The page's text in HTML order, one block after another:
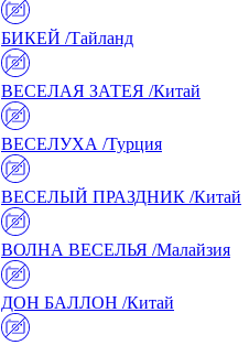
БИКЕЙ /Тайланд
ВЕСЕЛАЯ ЗАТЕЯ /Китай
ВЕСЕЛУХА /Турция
ВЕСЕЛЫЙ ПРАЗДНИК /Китай
ВОЛНА ВЕСЕЛЬЯ /Малайзия
ДОН БАЛЛОН /Китай